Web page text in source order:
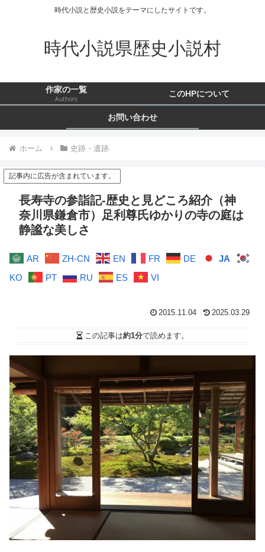
時代小説と歴史小説をテーマにしたサイトです。
時代小説県歴史小説村
作家の一覧
Authors
このHPについて
お問い合わせ
ホーム 史跡・遺跡
記事内に広告が含まれています。
長寿寺の参詣記-歴史と見どころ紹介（神
奈川県鎌倉市）足利尊氏ゆかりの寺の庭は
静謐な美しさ
AR ZH-CN EN FR DE
JA
KO
PT RU ES VI
2015.11.04 2025.03.29
この記事は約1分で読めます。